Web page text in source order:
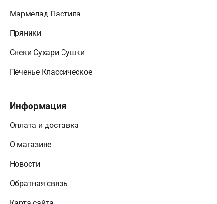
Мармелад Пастила
Пряники
Снеки Сухари Сушки
Печенье Классическое
Информация
Оплата и доставка
О магазине
Новости
Обратная связь